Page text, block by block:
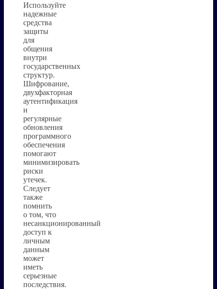
Используйте
надежные
средства
защиты
для
общения
внутри
государственных
структур.
Шифрование,
двухфакторная
аутентификация
и
регулярные
обновления
программного
обеспечения
помогают
минимизировать
риски
утечек.
Следует
также
помнить
о том, что
несанкционированный
доступ к
личным
данным
может
иметь
серьезные
последствия.